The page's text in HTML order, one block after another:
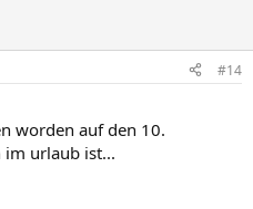
#14
worden auf den 10.
im urlaub ist...